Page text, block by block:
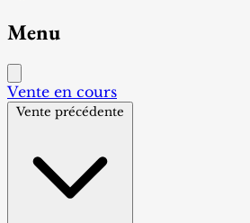
Menu
Vente en cours
Vente précédente